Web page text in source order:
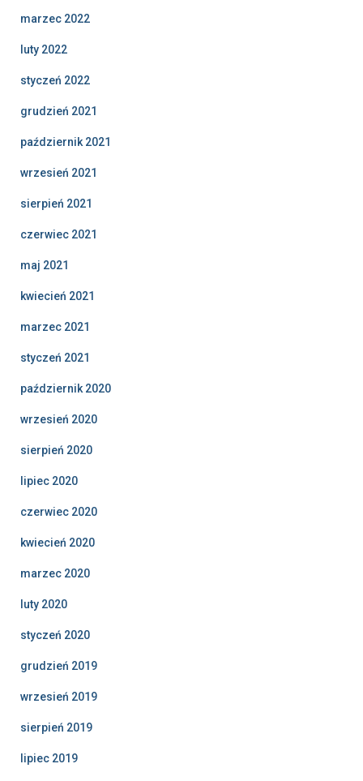
marzec 2022
luty 2022
styczeń 2022
grudzień 2021
październik 2021
wrzesień 2021
sierpień 2021
czerwiec 2021
maj 2021
kwiecień 2021
marzec 2021
styczeń 2021
październik 2020
wrzesień 2020
sierpień 2020
lipiec 2020
czerwiec 2020
kwiecień 2020
marzec 2020
luty 2020
styczeń 2020
grudzień 2019
wrzesień 2019
sierpień 2019
lipiec 2019